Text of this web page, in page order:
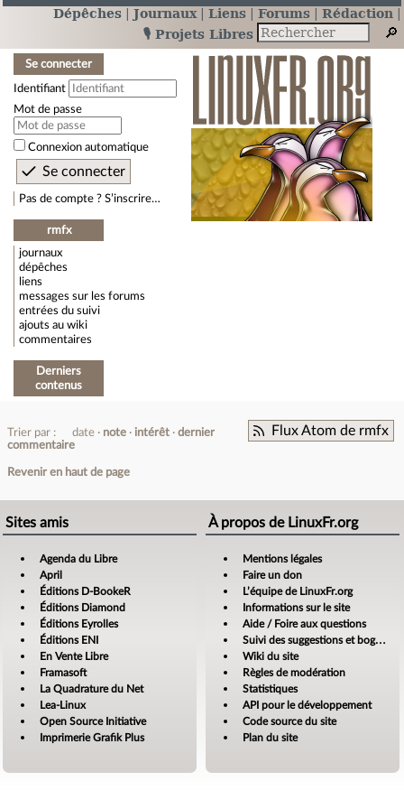
Dépêches Journaux Liens Forums
Rédaction
🎙️ Projets Libres
Se connecter
Identifiant
Mot de passe
Connexion automatique
Pas de compte ? S’inscrire…
rmfx
journaux
dépêches
liens
messages sur les forums
entrées du suivi
ajouts au wiki
commentaires
Derniers
contenus
Flux Atom de rmfx
Trier par : date note intérêt
dernier
commentaire
Revenir en haut de page
Sites amis
Agenda du Libre
April
Éditions D-BookeR
Éditions Diamond
Éditions Eyrolles
Éditions ENI
En Vente Libre
Framasoft
La Quadrature du Net
Lea-Linux
Open Source Initiative
Imprimerie Grafik Plus
À propos de LinuxFr.org
Mentions légales
Faire un don
L’équipe de LinuxFr.org
Informations sur le site
Aide / Foire aux questions
Suivi des suggestions et bogues
Wiki du site
Règles de modération
Statistiques
API pour le développement
Code source du site
Plan du site